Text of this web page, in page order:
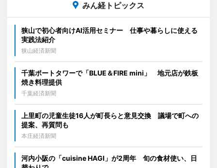
みん経トピックス
狭山で初心者向けAI活用セミナー 仕事や暮らしに使える
実践法紹介
狭山経済新聞
千葉ポートタワーで「BLUE＆FIRE mini」 地元店が鉄板
焼き料理提供
千葉経済新聞
上里町の児童生徒16人が町長らと意見交換 議場で町への
提案、再質問も
本庄経済新聞
河内小阪の「cuisine HAGI」が2周年 旬の食材使い、日